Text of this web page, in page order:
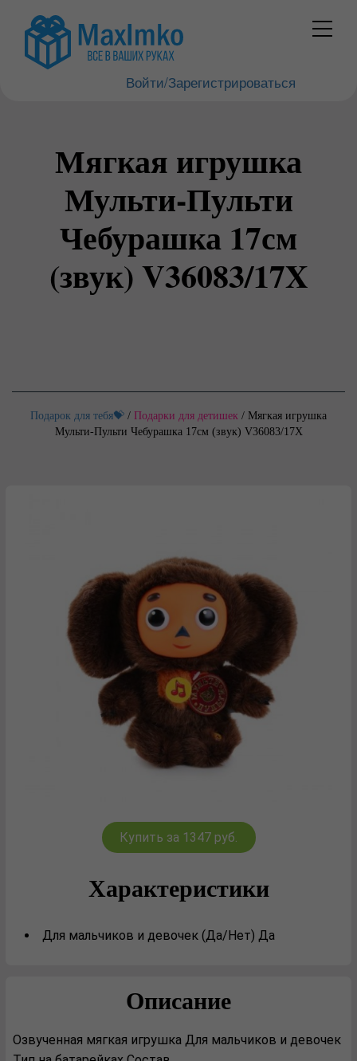
Войти/Зарегистрироваться
Мягкая игрушка
Мульти-Пульти
Чебурашка 17см
(звук) V36083/17X
Подарок для тебя💝 / Подарки для детишек / Мягкая игрушка
Мульти-Пульти Чебурашка 17см (звук) V36083/17X
Купить за 1347 руб.
Характеристики
Для мальчиков и девочек (Да/Нет) Да
Описание
Озвученная мягкая игрушка Для мальчиков и девочек